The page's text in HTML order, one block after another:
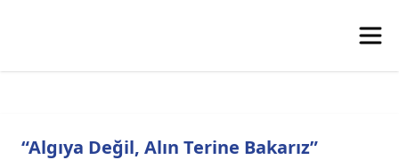
“Algıya Değil, Alın Terine Bakarız”